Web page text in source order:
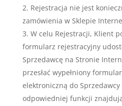
Rejestracja nie jest
zamówienia w Sklepie
W celu Rejestracji, Klient
formularz rejestracyjny
Sprzedawcę na Stronie
przesłać wypełniony
elektroniczną do
odpowiedniej funkcji